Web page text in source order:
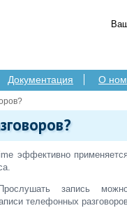
Документация О
эффективно применяется
запись
телефонных